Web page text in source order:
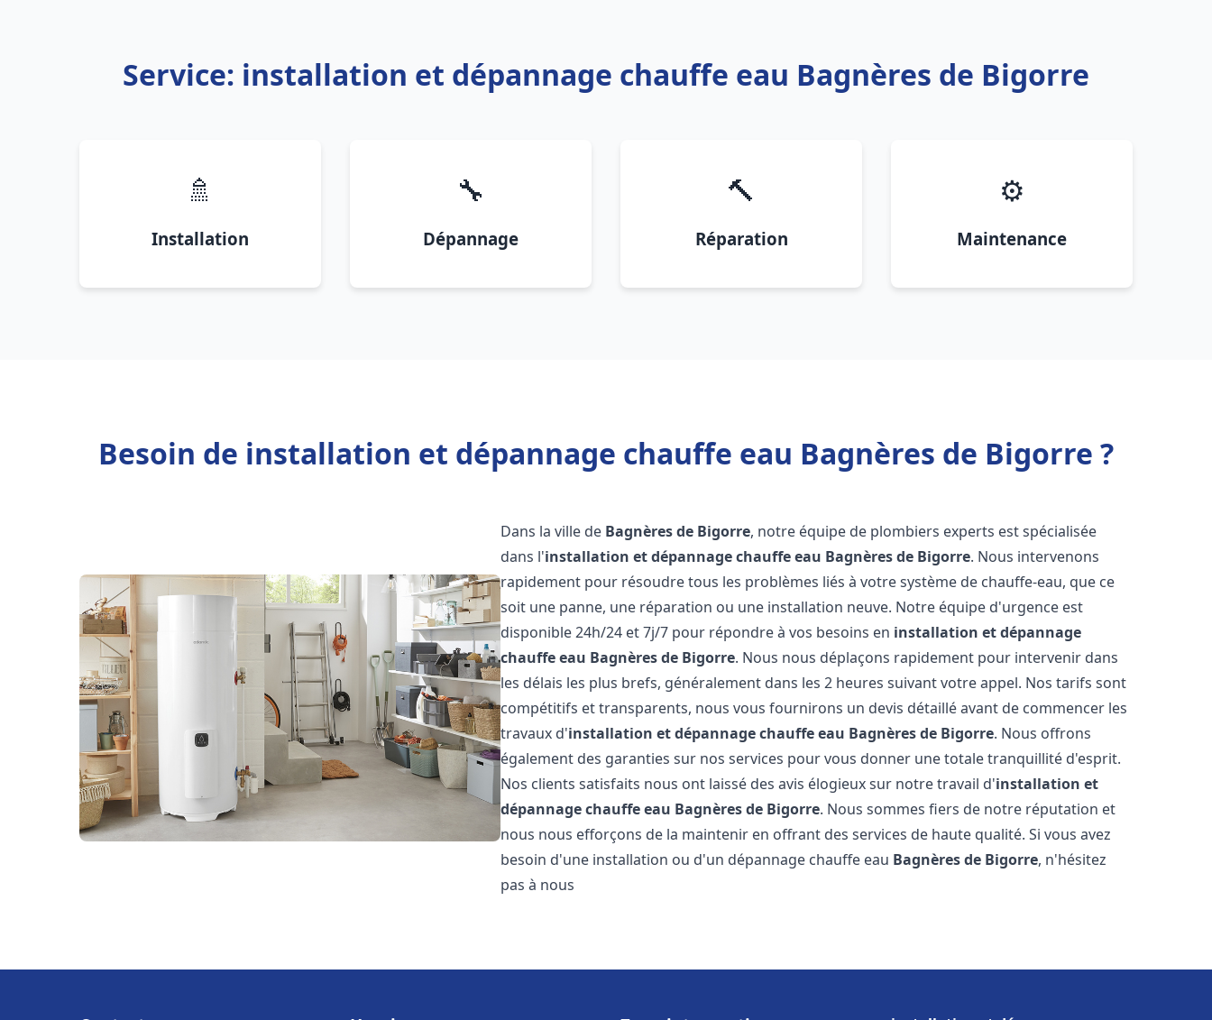
Service: installation et dépannage chauffe eau Bagnères de Bigorre
🚿
Installation
🔧
Dépannage
🔨
Réparation
⚙️
Maintenance
Besoin de installation et dépannage chauffe eau Bagnères de Bigorre ?
Dans la ville de Bagnères de Bigorre, notre équipe de plombiers experts est spécialisée
dans l'installation et dépannage chauffe eau Bagnères de Bigorre. Nous intervenons
rapidement pour résoudre tous les problèmes liés à votre système de chauffe-eau, que ce
soit une panne, une réparation ou une installation neuve. Notre équipe d'urgence est
disponible 24h/24 et 7j/7 pour répondre à vos besoins en installation et dépannage
chauffe eau Bagnères de Bigorre. Nous nous déplaçons rapidement pour intervenir dans
les délais les plus brefs, généralement dans les 2 heures suivant votre appel. Nos tarifs sont
compétitifs et transparents, nous vous fournirons un devis détaillé avant de commencer les
travaux d'installation et dépannage chauffe eau Bagnères de Bigorre. Nous offrons
également des garanties sur nos services pour vous donner une totale tranquillité d'esprit.
Nos clients satisfaits nous ont laissé des avis élogieux sur notre travail d'installation et
dépannage chauffe eau Bagnères de Bigorre. Nous sommes fiers de notre réputation et
nous nous efforçons de la maintenir en offrant des services de haute qualité. Si vous avez
besoin d'une installation ou d'un dépannage chauffe eau Bagnères de Bigorre, n'hésitez
pas à nous